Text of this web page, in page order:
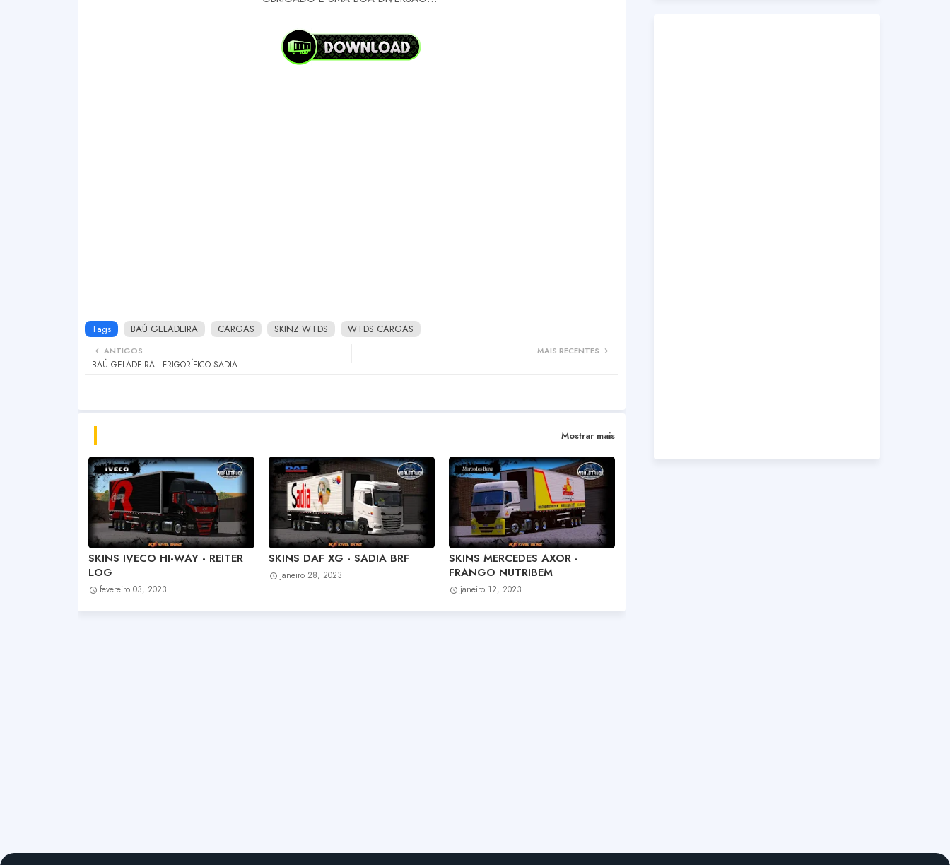
Tags BAÚ GELADEIRA CARGAS SKINZ WTDS WTDS CARGAS
MAIS RECENTES
ANTIGOS
BAÚ GELADEIRA - FRIGORÍFICO SADIA
Mostrar mais
SKINS IVECO HI-WAY - REITER
LOG
fevereiro 03, 2023
SKINS DAF XG - SADIA BRF
janeiro 28, 2023
SKINS MERCEDES AXOR -
FRANGO NUTRIBEM
janeiro 12, 2023